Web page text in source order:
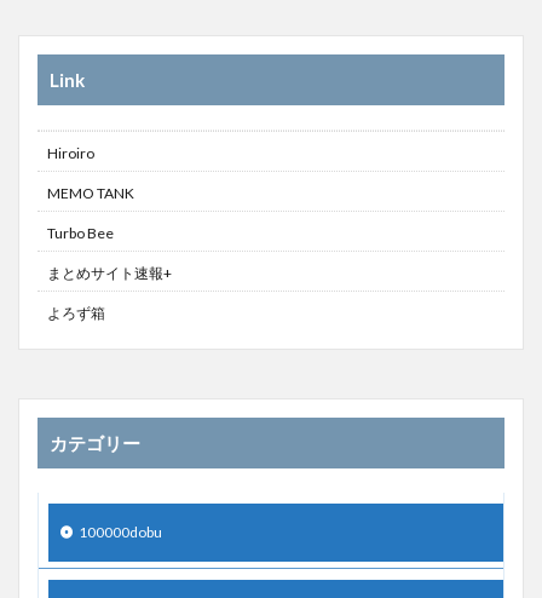
Link
Hiroiro
MEMO TANK
Turbo Bee
まとめサイト速報+
よろず箱
カテゴリー
100000dobu